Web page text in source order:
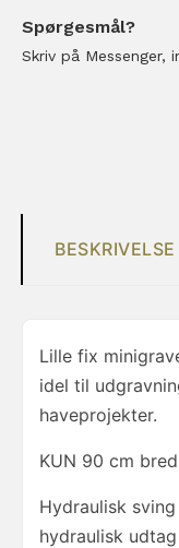
Spørgesmål?
Skriv på Messenger,
BESKRIVELSE
Lille fix
idel til
haveprojekter.
KUN 90 cm bred
Hydraulisk
hydraulisk